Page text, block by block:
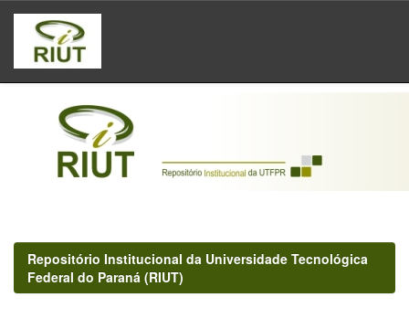
Skip
navigation
Repositório Institucional da Universidade Tecnológica
Federal do Paraná (RIUT)